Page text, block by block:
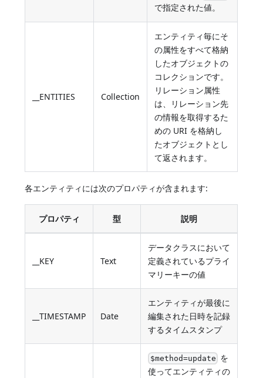
で指定された値。
__ENTITIES Collection
エンティティ毎にそ
の属性をすべて格納
したオブジェクトの
コレクションです。
リレーション属性
は、リレーション先
の情報を取得するた
めの URI を格納し
たオブジェクトとし
て返されます。
各エンティティには次のプロパティが含まれます:
プロパティ 型 説明
__KEY Text
データクラスにおいて
定義されているプライ
マリーキーの値
__TIMESTAMP Date
エンティティが最後に
編集された日時を記録
するタイムスタンプ
$method=update を
使ってエンティティの